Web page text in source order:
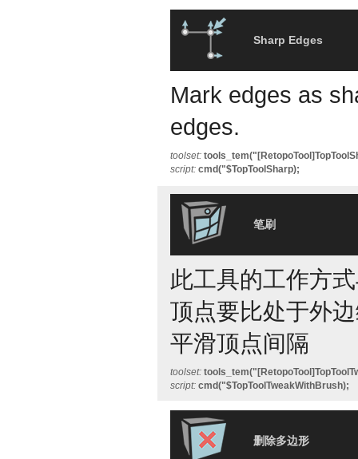
Sharp Edges
Mark edges as
edges.
toolset:
script: cmd("$TopToolSharp);
笔刷
此工具的工作方
顶点要比处于外
平滑顶点间隔
toolset:
script: cmd("$TopToolTweakWithBrush);
删除多边形